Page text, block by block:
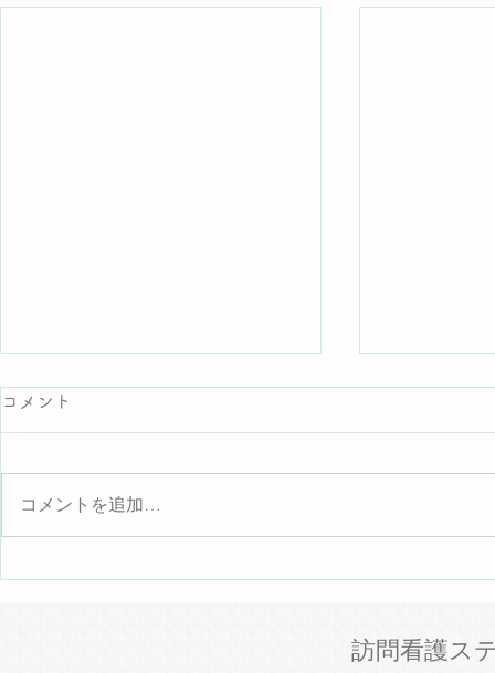
テストで動画をアップいたし
テストテス
テストテス
テストテス
テストテス
コメント
コメントを追加…
訪問看護ス